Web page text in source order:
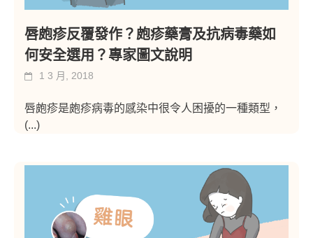
唇皰疹反覆發作？皰疹藥膏及抗病毒藥如
何安全選用？專家圖文說明
1 3 月, 2018
唇皰疹是皰疹病毒的感染中很令人困擾的一種類型，
(...)